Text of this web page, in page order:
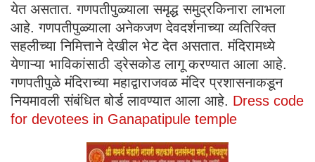
येत असतात. गणपतीपुळ्याला समृद्ध समुद्रकिनारा लाभला
आहे. गणपतीपुळ्याला अनेकजण देवदर्शनाच्या व्यतिरिक्त
सहलीच्या निमित्ताने देखील भेट देत असतात. मंदिरामध्ये
येणाऱ्या भाविकांसाठी ड्रेसकोड लागू करण्यात आला आहे.
गणपतीपुळे मंदिराच्या महाद्वाराजवळ मंदिर प्रशासनाकडून
नियमावली संबंधित बोर्ड लावण्यात आला आहे. Dress code
for devotees in Ganapatipule temple